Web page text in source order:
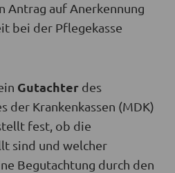
Antrag auf Anerkennung
bei der Pflegekasse
Gutachter des
der Krankenkassen (MDK)
fest, ob die
sind und welcher
Begutachtung durch den